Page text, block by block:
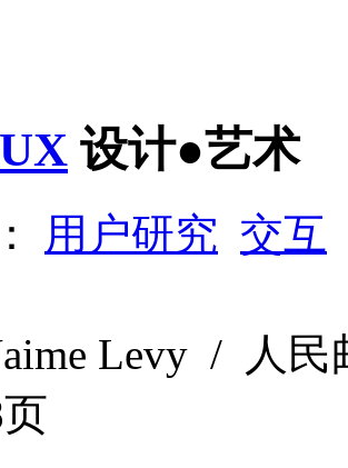
设计●艺术
用户研究 交互
Levy / 人